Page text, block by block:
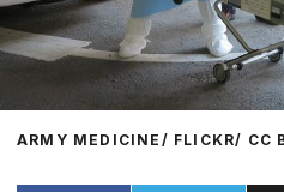
ARMY MEDICINE/ FLICKR/ CC